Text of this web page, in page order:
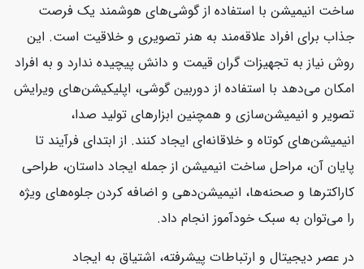
ساخت انیمیشن با استفاده از گوشی‌های هوشمند یک فرصت
جذاب برای افراد علاقه‌مند به هنر تصویری و خلاقیت است. این
روش نیاز به تجهیزات گران قیمت و دانش پیچیده ندارد و به افراد
امکان می‌دهد با استفاده از دوربین گوشی، اپلیکیشن‌های ویرایش
تصویر و انیمیشن‌سازی و همچنین ابزارهای تولید صدا،
انیمیشن‌های کوتاه و خلاقانه‌ای ایجاد کنند. از ابتدای فرآیند تا
پایان آن، مراحل ساخت انیمیشن از جمله ایجاد داستان، طراحی
کاراکترها و صحنه‌ها، انیمیشن‌دهی و اضافه کردن جلوه‌های ویژه
را می‌توان به سبک خودآموز انجام داد.
در عصر دیجیتال و ارتباطات پیشرفته، اشتیاق به ایجاد